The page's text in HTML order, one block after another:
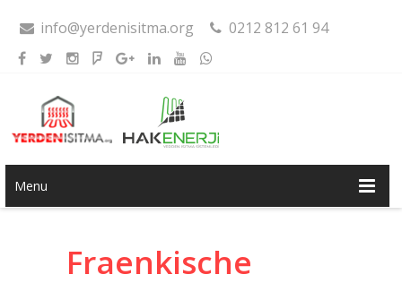
info@yerdenisitma.org 0212 812 61 94
Menu
Fraenkische